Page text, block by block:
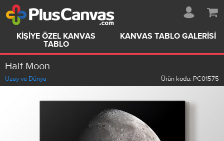
KIŞIYE ÖZEL KANVAS
TABLO
KANVAS TABLO GALERISI
Half Moon
Uzay ve Dünya Ürün kodu: PC01575